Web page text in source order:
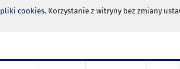
pliki cookies. Korzystanie z witryny bez zmiany